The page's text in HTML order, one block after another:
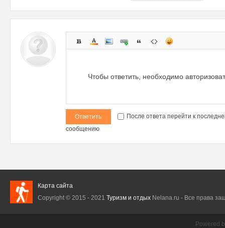
Чтобы ответить, необходимо
Ответить
После ответа перейти к
сообщению
Карта сайта
Copyright © 2015 - 2021 Туризм и отдыхNelana.ru - Все права
Powered